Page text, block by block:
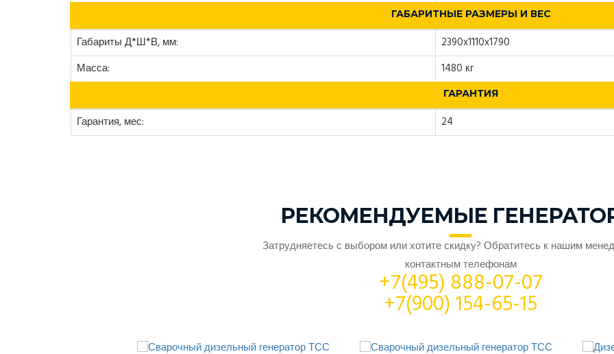
ГАБАРИТНЫЕ РАЗМЕРЫ И ВЕС
Габариты Д*Ш*В, мм:
2390x1110x1790
Масса:
1480 кг
ГАРАНТИЯ
Гарантия, мес: 24
РЕКОМЕНДУЕМЫЕ
Затрудняетесь с выбором или хотите скидку? Обратитесь к нашим
контактным телефонам
+7(495) 888-07-07
+7(900) 154-65-15